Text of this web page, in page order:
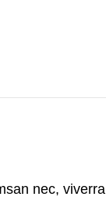
nec,